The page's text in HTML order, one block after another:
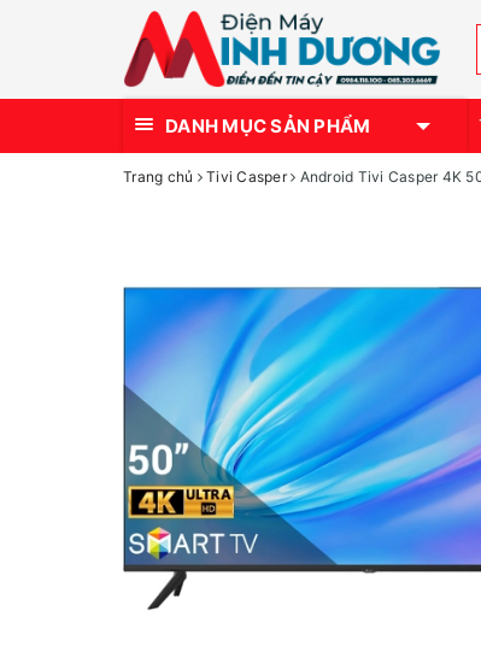
DANH MỤC SẢN PHẨM
Trang chủ Tivi Casper Android Tivi Casper 4K